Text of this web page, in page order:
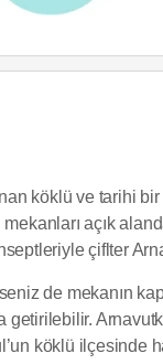
köklü ve tarihi
mekanları açık
çiflter
de mekanın
getirilebilir.
köklü ilçesinde